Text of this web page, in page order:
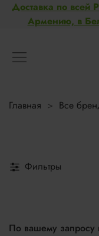
Доставка по всей
Армению, в
Главная Все
Фильтры
По вашему запросу